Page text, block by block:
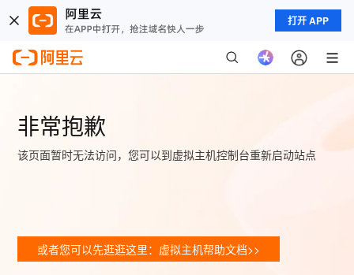
打开 APP
非常抱歉
该页面暂时无法访问，您可以到虚拟主机控制台重新启动站点
或者您可以先逛逛这里：虚拟主机帮助文档>>